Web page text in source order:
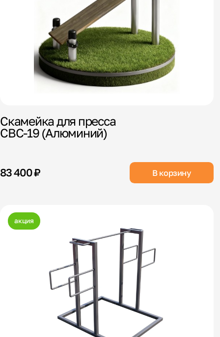
Скамейка для пресса
СВС-19 (Алюминий)
83 400 ₽ В корзину
акция